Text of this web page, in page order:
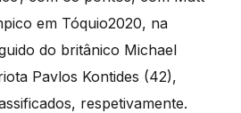
em Tóquio2020, na
do britânico Michael
Pavlos Kontides (42),
respetivamente.